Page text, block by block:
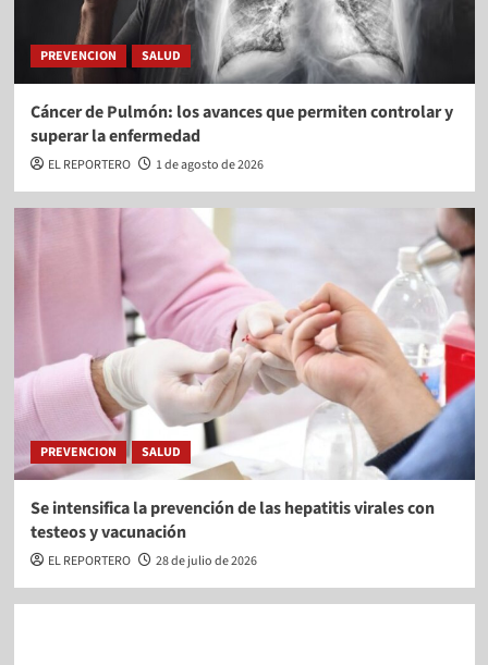
PREVENCION SALUD
Cáncer de Pulmón: los avances que permiten controlar y
superar la enfermedad
EL REPORTERO 1 de agosto de 2026
PREVENCION SALUD
Se intensifica la prevención de las hepatitis virales con
testeos y vacunación
EL REPORTERO 28 de julio de 2026